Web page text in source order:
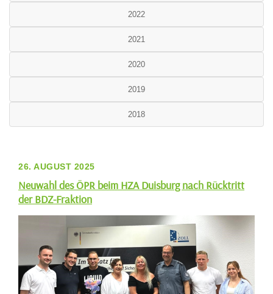
2022
2021
2020
2019
2018
26. AUGUST 2025
Neuwahl des ÖPR beim HZA Duisburg nach Rücktritt
der BDZ-Fraktion